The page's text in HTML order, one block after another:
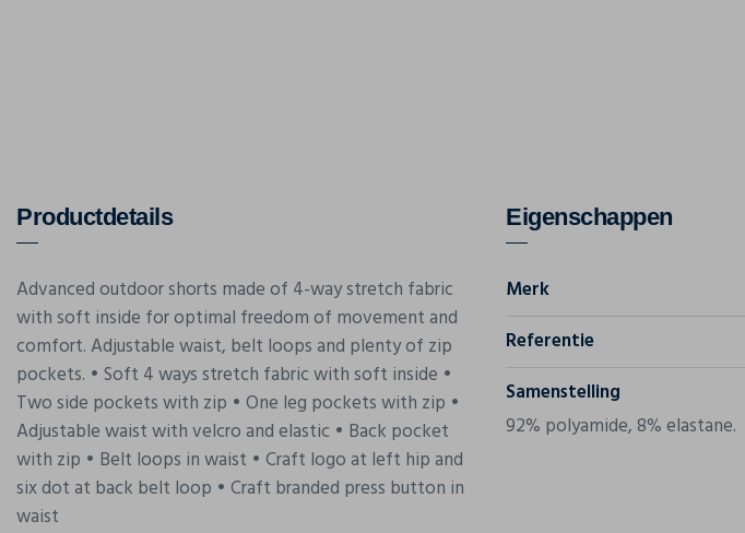
Productdetails
Advanced outdoor shorts made of 4-way stretch fabric
with soft inside for optimal freedom of movement and
comfort. Adjustable waist, belt loops and plenty of zip
pockets. • Soft 4 ways stretch fabric with soft inside •
Two side pockets with zip • One leg pockets with zip •
Adjustable waist with velcro and elastic • Back pocket
with zip • Belt loops in waist • Craft logo at left hip and
six dot at back belt loop • Craft branded press button in
waist
Eigenschappen
Merk
Referentie
Samenstelling
92% polyamide, 8% elastane.